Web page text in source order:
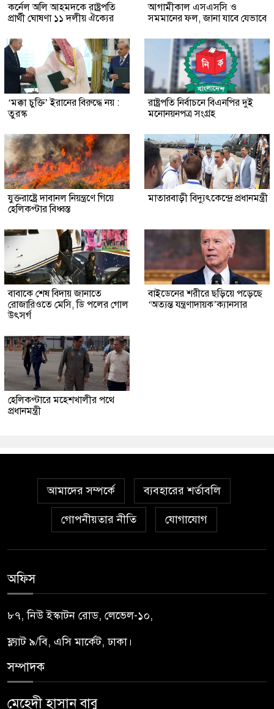
কর্নেল অলি আহমদকে রাষ্ট্রপতি
প্রার্থী ঘোষণা ১১ দলীয় ঐক্যের
আগামীকাল এসএসসি ও
সমমানের ফল, জানা যাবে যেভাবে
‘মক্কা চুক্তি’ ইরানের বিরুদ্ধে নয় :
তুরস্ক
রাষ্ট্রপতি নির্বাচনে বিএনপির দুই
মনোনয়নপত্র সংগ্রহ
যুক্তরাষ্ট্রে দাবানল নিয়ন্ত্রণে গিয়ে
হেলিকপ্টার বিধ্বস্ত
মাতারবাড়ী বিদ্যুৎকেন্দ্রে প্রধানমন্ত্রী
বাবাকে শেষ বিদায় জানাতে
রোজারিওতে মেসি, ডি পলের গোল
উৎসর্গ
বাইডেনের শরীরে ছড়িয়ে পড়েছে
‘অত্যন্ত যন্ত্রণাদায়ক’ক্যানসার
হেলিকপ্টারে মহেশখালীর পথে
প্রধানমন্ত্রী
আমাদের সম্পর্কে ব্যবহারের শর্তাবলি
গোপনীয়তার নীতি যোগাযোগ
অফিস
৮৭, নিউ ইস্কাটন রোড, লেভেল-১০,
ফ্ল্যাট ৯/বি, এসি মার্কেট, ঢাকা।
সম্পাদক
মেহেদী হাসান বাবু